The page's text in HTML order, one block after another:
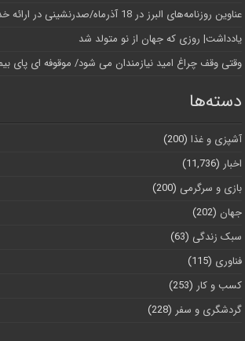
عناوین روزنامه‌های البرز در ‌18 آذرماه/صدرنشینی در ارائه خدمات زایمان بی‌درد
یادداشت| روزی که جهان از نو متولد شد
وقتی وقف چراغ امید نیازمندان می شود/ موقوفه ای پای
دسته‌ها
آشپزی و غذا (200)
اخبار (11,736)
بازی و سرگرمی (200)
جهان (202)
سبک زندگی (63)
فناوری (115)
کسب و کار (253)
گردشگری و سفر (228)